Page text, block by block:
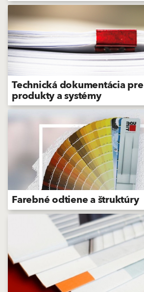
Technická dokumentácia pre
produkty a systémy
Farebné odtiene a štruktúry